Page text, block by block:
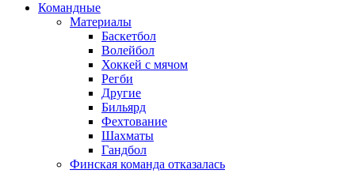
Командные
Материалы
Баскетбол
Волейбол
Хоккей с мячом
Регби
Другие
Бильярд
Фехтование
Шахматы
Гандбол
Финская команда отказалась